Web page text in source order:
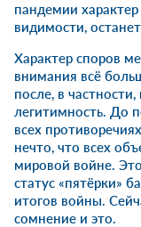
пандемии
видимости,
Характер споров
внимания всё
после, в
легитимность. До
всех
нечто, что всех
мировой войне.
статус «пятёрки»
итогов войны.
сомнение и это.